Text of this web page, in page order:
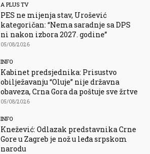
A PLUS TV
PES ne mijenja stav, Urošević
kategoričan: “Nema saradnje sa DPS
ni nakon izbora 2027. godine”
05/08/2026
INFO
Kabinet predsjednika: Prisustvo
obilježavanju “Oluje” nije državna
obaveza, Crna Gora da poštuje sve žrtve
05/08/2026
INFO
Knežević: Odlazak predstavnika Crne
Gore u Zagreb je nož u leđa srpskom
narodu